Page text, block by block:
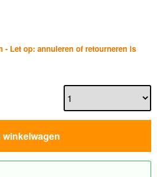
- Let op: annuleren of retourneren is
winkelwagen